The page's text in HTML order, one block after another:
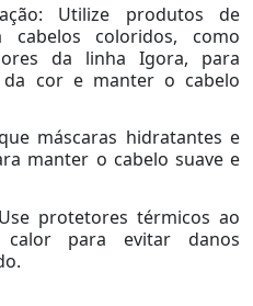
Utilize produtos de
cabelos coloridos, como
da linha Igora, para
cor e manter o cabelo
máscaras hidratantes e
manter o cabelo suave e
protetores térmicos ao
para evitar danos